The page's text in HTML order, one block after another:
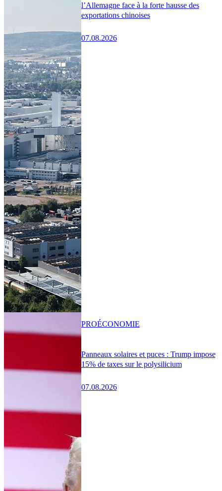
l’Allemagne face à la forte hausse des
exportations chinoises
07.08.2026
Panneaux solaires et puces : Trump impose
15% de taxes sur le polysilicium
07.08.2026
PROÉCONOMIE